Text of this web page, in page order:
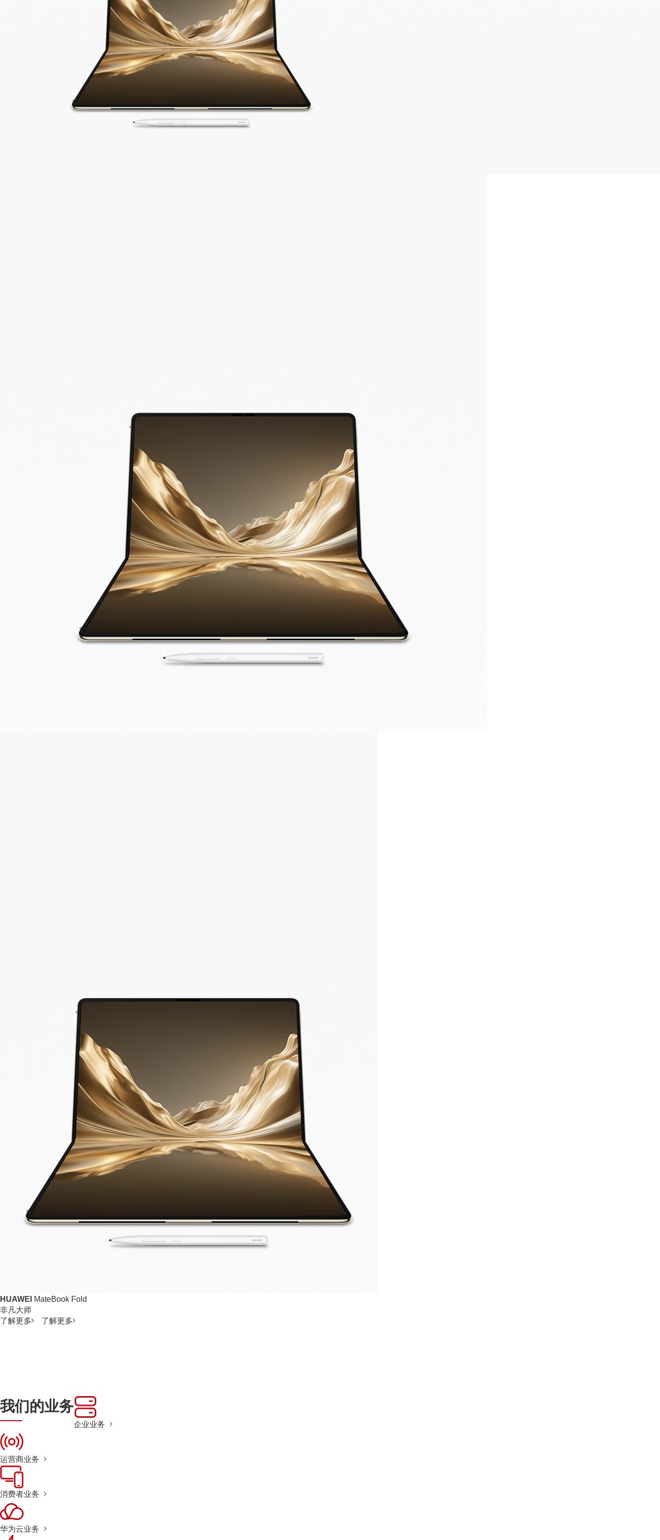
HUAWEI
MateBook Fold
非凡大师
了解更多
了解更多
我们的业务
企业业务
运营商业务
消费者业务
华为云业务